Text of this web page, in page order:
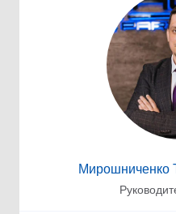
Мирошниченко